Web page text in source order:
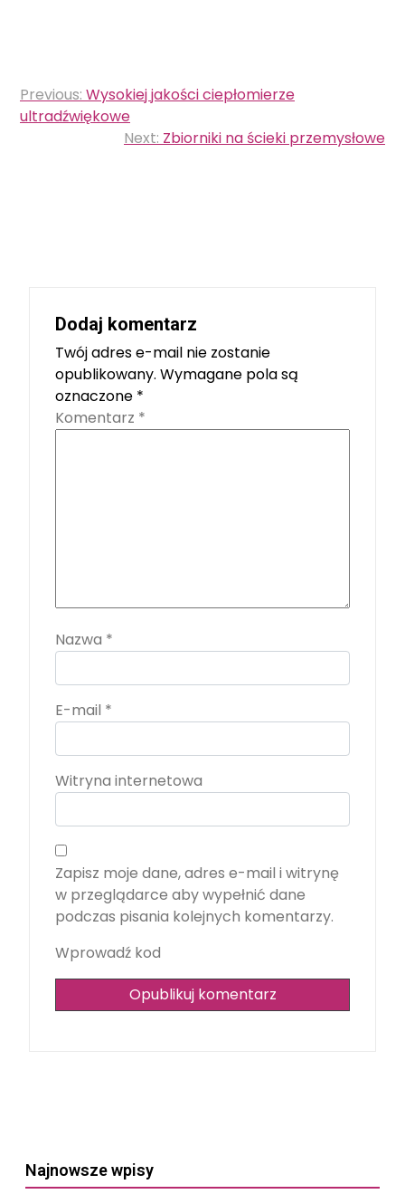
Nawigacja
wpisu
Previous: Wysokiej jakości ciepłomierze
ultradźwiękowe
Next: Zbiorniki na ścieki przemysłowe
Dodaj komentarz
Twój adres e-mail nie zostanie
opublikowany. Wymagane pola są
oznaczone *
Komentarz *
Nazwa *
E-mail *
Witryna internetowa
Zapisz moje dane, adres e-mail i witrynę
w przeglądarce aby wypełnić dane
podczas pisania kolejnych komentarzy.
Wprowadź kod
Najnowsze wpisy